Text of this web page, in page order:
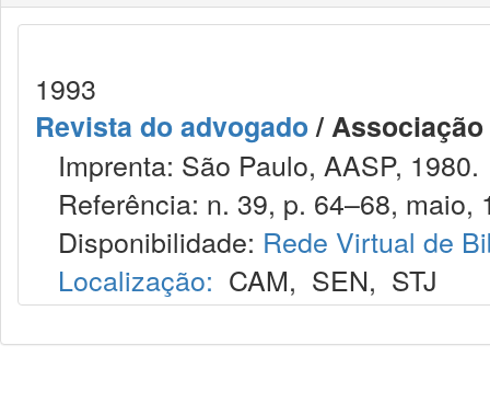
1993
Revista do advogado/
Imprenta: São Paulo, AASP, 1980.
Referência: n. 39, p. 64–68, maio,
Disponibilidade: Rede Virtual de
Localização: CAM, SEN, STJ